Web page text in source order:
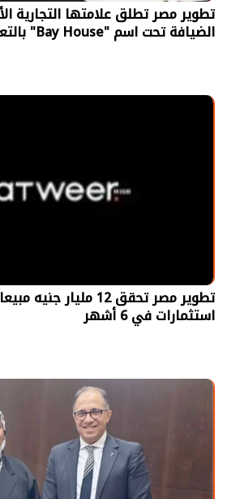
تطوير مصر تطلق علامتها التجارية
الضيافة تحت اسم "Bay House" بالتعاون مع Brassbell
استثمارات في 6 أشهر